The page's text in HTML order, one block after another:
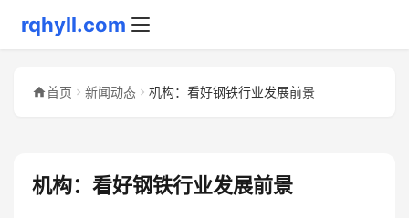
rqhyll.com
首页 新闻动态 机构：看好钢铁行业发展前景
机构：看好钢铁行业发展前景